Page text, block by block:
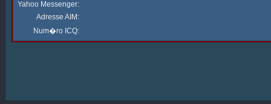
Yahoo Messenger:
Adresse AIM:
Num�ro ICQ: